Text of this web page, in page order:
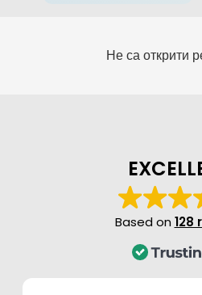
Не са открити
Based on 128